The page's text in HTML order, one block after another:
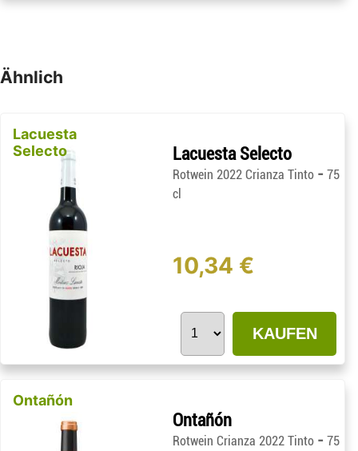
Ähnlich
Lacuesta
Selecto
Lacuesta Selecto
Rotwein 2022 Crianza Tinto -75
cl
10,34 €
KAUFEN
Ontañón
Ontañón
Rotwein Crianza 2022 Tinto -75